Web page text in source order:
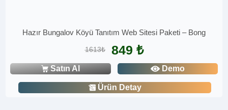
Hazır Bungalov Köyü Tanıtım Web Sitesi Paketi – Bong
1613₺ 849 ₺
Satın Al Demo
Ürün Detay